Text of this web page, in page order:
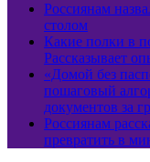
Россиянам
столом
Какие полки в
Рассказывает
«Домой без
пошаговый
документов за
Россиянам
превратить в